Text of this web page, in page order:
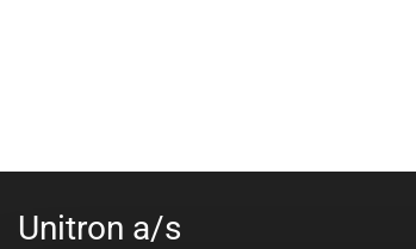
Unitron a/s